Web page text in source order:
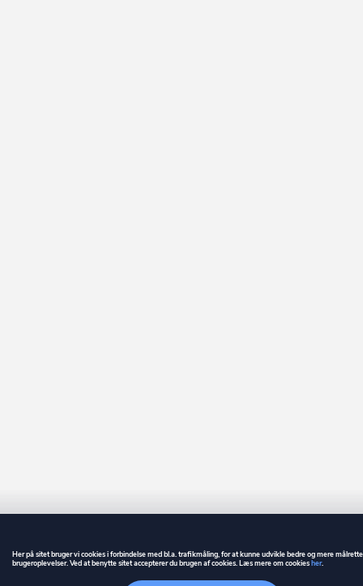
GUIDE BETINGELSER
Her på sitet bruger vi cookies i forbindelse med bl.a. trafikmåling, for at kunne udvikle bedre og mere
brugeroplevelser. Ved at benytte sitet accepterer du brugen af cookies. Læs mere om cookiesher.